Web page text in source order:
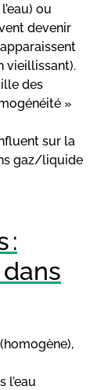
ou
devenir
vieillissant).
des
»
sur la
gaz/liquide
:
l’eau